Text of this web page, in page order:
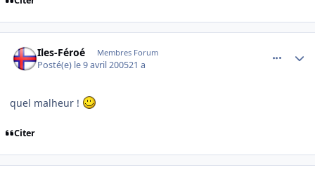
Iles-Féroé Membres Forum
Posté(e) le 9 avril 200521 a
quel malheur !
Citer